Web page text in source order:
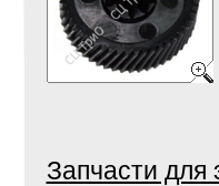
Запчасти для